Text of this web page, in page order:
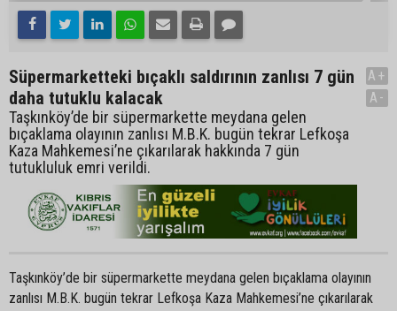
Süpermarketteki bıçaklı saldırının zanlısı 7 gün
daha tutuklu kalacak
Taşkınköy’de bir süpermarkette meydana gelen
bıçaklama olayının zanlısı M.B.K. bugün tekrar Lefkoşa
Kaza Mahkemesi’ne çıkarılarak hakkında 7 gün
tutukluluk emri verildi.
A+
A-
Taşkınköy’de bir süpermarkette meydana gelen bıçaklama olayının
zanlısı M.B.K. bugün tekrar Lefkoşa Kaza Mahkemesi’ne çıkarılarak